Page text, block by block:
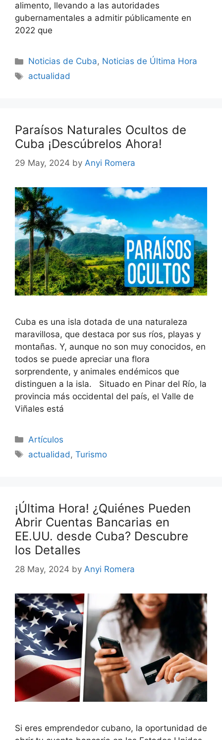
alimento, llevando a las autoridades
gubernamentales a admitir públicamente en
2022 que
Categories
Noticias de Cuba, Noticias de Última Hora
Tags
actualidad
Paraísos Naturales Ocultos de
Cuba ¡Descúbrelos Ahora!
29 May, 2024 by Anyi Romera
Cuba es una isla dotada de una naturaleza
maravillosa, que destaca por sus ríos, playas y
montañas. Y, aunque no son muy conocidos, en
todos se puede apreciar una flora
sorprendente, y animales endémicos que
distinguen a la isla. Situado en Pinar del Río, la
provincia más occidental del país, el Valle de
Viñales está
Categories
Artículos
Tags
actualidad,Turismo
¡Última Hora! ¿Quiénes Pueden
Abrir Cuentas Bancarias en
EE.UU. desde Cuba? Descubre
los Detalles
28 May, 2024 by Anyi Romera
Si eres emprendedor cubano, la oportunidad de